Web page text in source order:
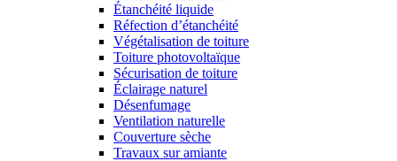
Étanchéité liquide
Réfection d’étanchéité
Végétalisation de toiture
Toiture photovoltaïque
Sécurisation de toiture
Éclairage naturel
Désenfumage
Ventilation naturelle
Couverture sèche
Travaux sur amiante